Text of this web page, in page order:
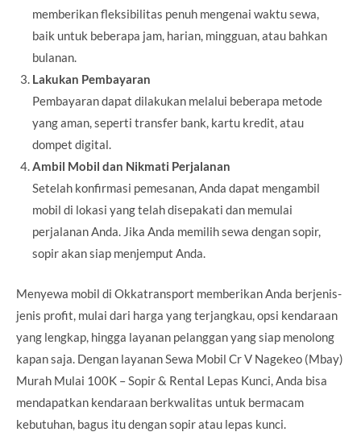
memberikan fleksibilitas penuh mengenai waktu sewa,
baik untuk beberapa jam, harian, mingguan, atau bahkan
bulanan.
Lakukan Pembayaran
Pembayaran dapat dilakukan melalui beberapa metode
yang aman, seperti transfer bank, kartu kredit, atau
dompet digital.
Ambil Mobil dan Nikmati Perjalanan
Setelah konfirmasi pemesanan, Anda dapat mengambil
mobil di lokasi yang telah disepakati dan memulai
perjalanan Anda. Jika Anda memilih sewa dengan sopir,
sopir akan siap menjemput Anda.
Menyewa mobil di Okkatransport memberikan Anda berjenis-
jenis profit, mulai dari harga yang terjangkau, opsi kendaraan
yang lengkap, hingga layanan pelanggan yang siap menolong
kapan saja. Dengan layanan Sewa Mobil Cr V Nagekeo (Mbay)
Murah Mulai 100K – Sopir & Rental Lepas Kunci, Anda bisa
mendapatkan kendaraan berkwalitas untuk bermacam
kebutuhan, bagus itu dengan sopir atau lepas kunci.